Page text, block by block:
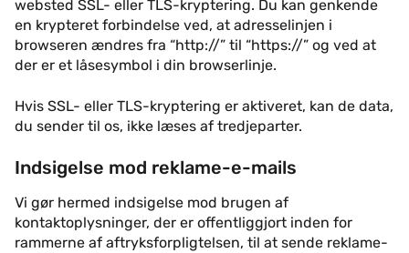
websted SSL- eller TLS-kryptering. Du kan genkende
en krypteret forbindelse ved, at adresselinjen i
browseren ændres fra “http://” til “https://” og ved at
der er et låsesymbol i din browserlinje.
Hvis SSL- eller TLS-kryptering er aktiveret, kan de data,
du sender til os, ikke læses af tredjeparter.
Indsigelse mod reklame-e-mails
Vi gør hermed indsigelse mod brugen af
kontaktoplysninger, der er offentliggjort inden for
rammerne af aftryksforpligtelsen, til at sende reklame-